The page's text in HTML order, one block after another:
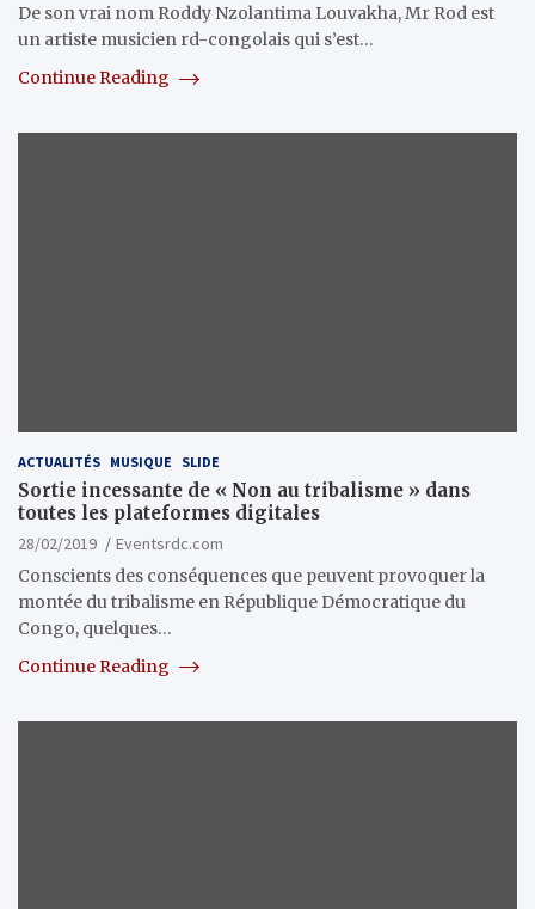
De son vrai nom Roddy Nzolantima Louvakha, Mr Rod est
un artiste musicien rd-congolais qui s’est…
Continue Reading
ACTUALITÉS MUSIQUE SLIDE
Sortie incessante de « Non au tribalisme » dans
toutes les plateformes digitales
28/02/2019
Eventsrdc.com
Conscients des conséquences que peuvent provoquer la
montée du tribalisme en République Démocratique du
Congo, quelques…
Continue Reading